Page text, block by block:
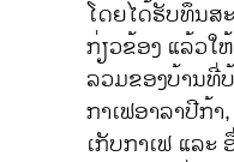
ໂດຍໄດ້ຮັບທຶນສ
ກ່ຽວຂ້ອງ ແລ້ວໃ
ລວມຂອງບ້ານທີ່
ກາເຟອາລາປີກ້
ເກັບກາເຟ ແລ